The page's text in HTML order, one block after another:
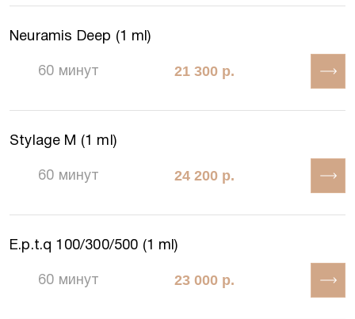
Neuramis Deep (1 ml)
60 минут 21 300 р.
Stylage M (1 ml)
60 минут 24 200 р.
E.p.t.q 100/300/500 (1 ml)
60 минут 23 000 р.